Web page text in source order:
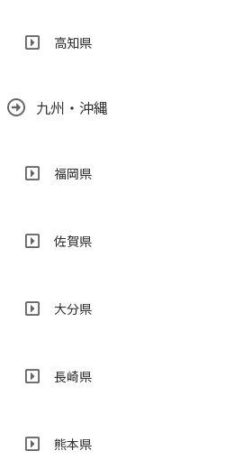
高知県
九州・沖縄
福岡県
佐賀県
大分県
長崎県
熊本県